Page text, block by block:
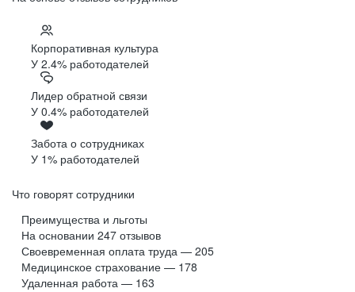
Корпоративная культура
У 2.4% работодателей
Лидер обратной связи
У 0.4% работодателей
Забота о сотрудниках
У 1% работодателей
Что говорят сотрудники
Преимущества и льготы
На основании 247 отзывов
Своевременная оплата труда — 205
Медицинское страхование — 178
Удаленная работа — 163